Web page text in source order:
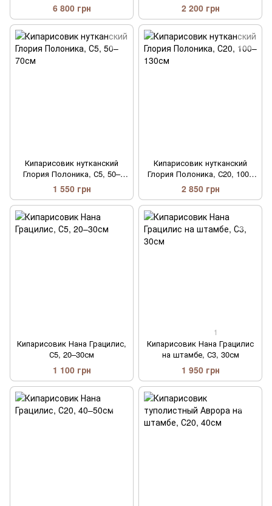
6 800 грн 2 200 грн
Кипарисовик нутканский
Глория Полоника, С5, 50–
70см
1 550 грн
Кипарисовик нутканский
Глория Полоника, С20, 100–
130см
2 850 грн
Кипарисовик Нана Грацилис,
С5, 20–30см
1 100 грн
1
Кипарисовик Нана Грацилис
на штамбе, С3, 30см
1 950 грн